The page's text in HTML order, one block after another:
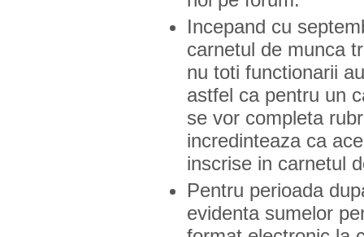
Incepand cu
carnetul de munca
nu toti functionarii
astfel ca pentru un
se vor completa
incredinteaza ca
inscrise in carnetul
Pentru perioada
evidenta sumelor